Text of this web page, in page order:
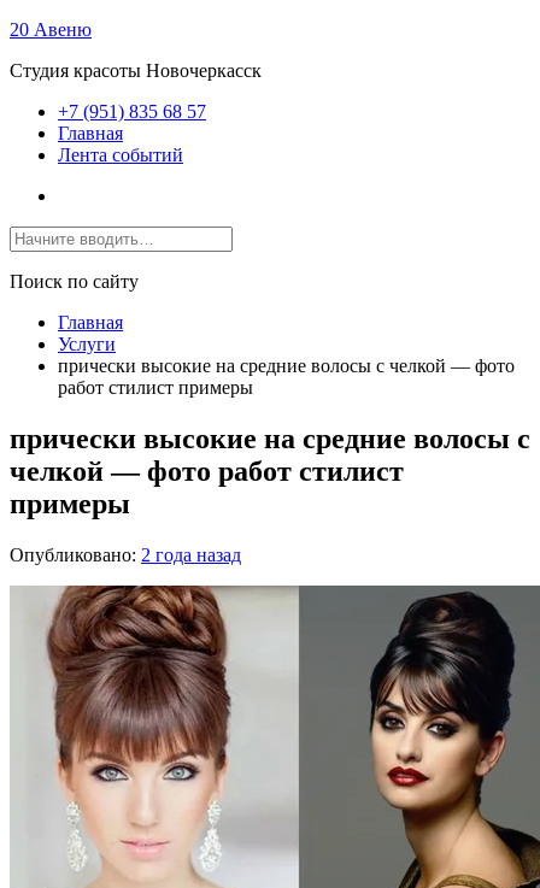
20 Авеню
Студия красоты Новочеркасск
+7 (951) 835 68 57
Главная
Лента событий
Поиск по сайту
Главная
Услуги
прически высокие на средние волосы с челкой — фото
работ стилист примеры
прически высокие на средние волосы с
челкой — фото работ стилист
примеры
Опубликовано: 2 года назад